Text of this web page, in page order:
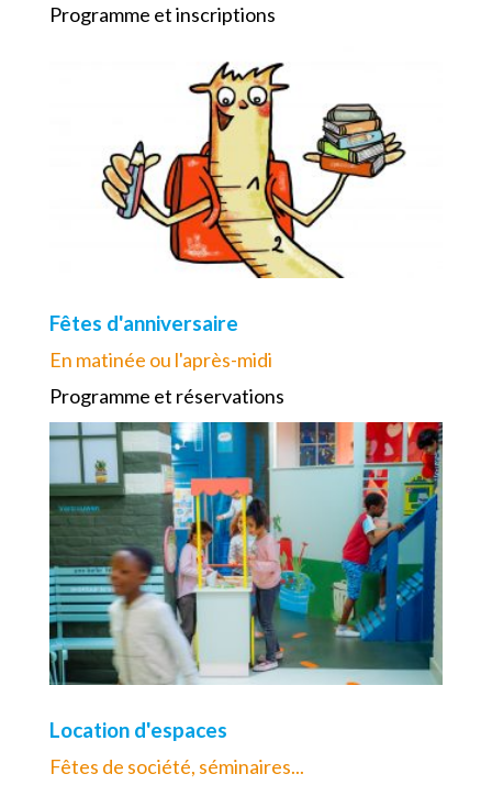
Programme et inscriptions
Fêtes d'anniversaire
En matinée ou l'après-midi
Programme et réservations
Location d'espaces
Fêtes de société, séminaires...